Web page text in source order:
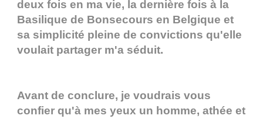
deux fois en ma vie, la dernière fois à la
Basilique de Bonsecours en Belgique et
sa simplicité pleine de convictions qu'elle
voulait partager m'a séduit.
Avant de conclure, je voudrais vous
confier qu'à mes yeux un homme, athée et